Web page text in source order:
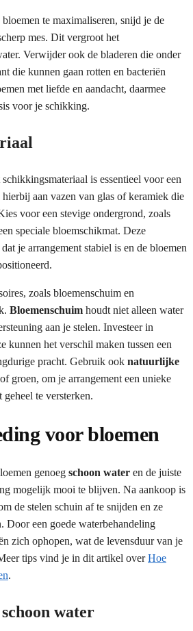
te maximaliseren, snijd je de
mes. Dit vergroot het
Verwijder ook de bladeren die onder
die kunnen gaan rotten en bacteriën
met liefde en aandacht, daarmee
voor je schikking.
is essentieel voor een
aan vazen van glas of keramiek die
voor een stevige ondergrond, zoals
speciale bloemschikmat. Deze
je arrangement stabiel is en de bloemen
zoals bloemenschuim en
Bloemenschuim houdt niet alleen water
aan je stelen. Investeer in
kunnen het verschil maken tussen een
pracht. Gebruik ook natuurlijke
groen, om je arrangement een unieke
te versterken.
voor bloemen
genoeg schoon water en de juiste
mogelijk mooi te blijven. Na aankoop is
de stelen schuin af te snijden en ze
Door een goede waterbehandeling
zich ophopen, wat de levensduur van je
tips vind je in dit artikel overHoe
.
water